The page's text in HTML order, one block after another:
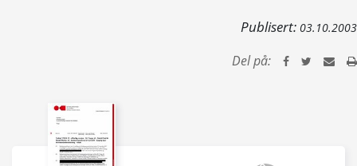
Publisert: 03.10.2003
Del på: